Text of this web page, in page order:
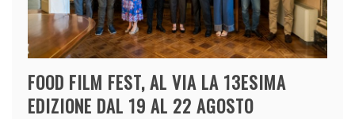
FOOD FILM FEST, AL VIA LA 13ESIMA
EDIZIONE DAL 19 AL 22 AGOSTO